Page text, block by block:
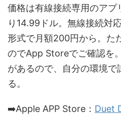
価格は有線接続専用のア
り14.99ドル。無線接続対
形式で月額200円から。た
のでApp Storeでご確認を
があるので、自分の環境で
る。
➡️Apple APP Store： Duet